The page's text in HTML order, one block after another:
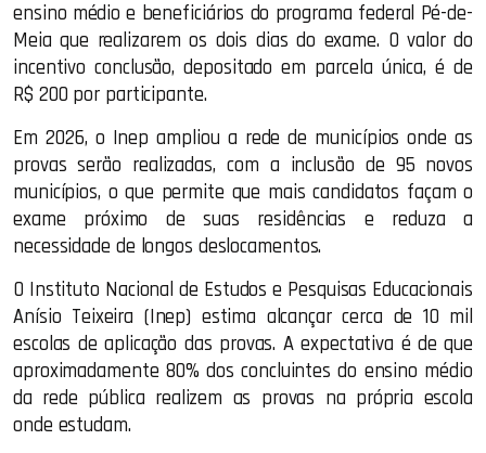
ensino médio e beneficiários do programa federal Pé-de-
Meia que realizarem os dois dias do exame. O valor do
incentivo conclusão, depositado em parcela única, é de
R$ 200 por participante.
Em 2026, o Inep ampliou a rede de municípios onde as
provas serão realizadas, com a inclusão de 95 novos
municípios, o que permite que mais candidatos façam o
exame próximo de suas residências e reduza a
necessidade de longos deslocamentos.
O Instituto Nacional de Estudos e Pesquisas Educacionais
Anísio Teixeira (Inep) estima alcançar cerca de 10 mil
escolas de aplicação das provas. A expectativa é de que
aproximadamente 80% dos concluintes do ensino médio
da rede pública realizem as provas na própria escola
onde estudam.